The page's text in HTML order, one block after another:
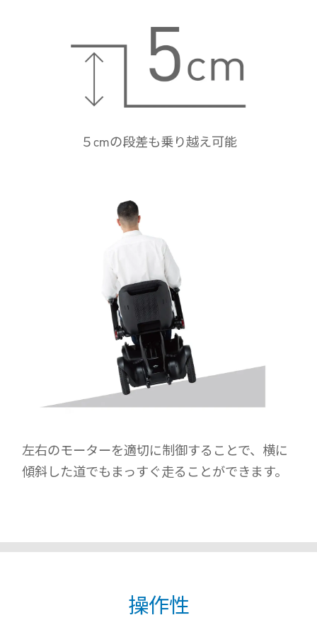
５cmの段差も乗り越え可能
左右のモーターを適切に制御することで、 横に
傾斜した道でもまっすぐ走ることができます。
操作性